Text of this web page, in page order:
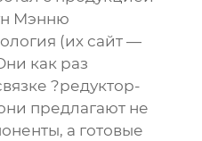
Мэнню
(их сайт —
как раз
?редуктор-
предлагают не
а готовые